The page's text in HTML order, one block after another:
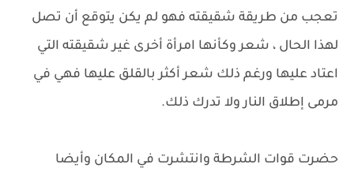
تعجب من طريقة شقيقته فهو لم يكن يتوقع أن تصل
لهذا الحال ، شعر وكأنها امرأة أخرى غير شقيقته التي
اعتاد عليها ورغم ذلك شعر أكثر بالقلق عليها فهي في
مرمى إطلاق النار ولا تدرك ذلك.
حضرت قوات الشرطة وانتشرت في المكان وأيضا